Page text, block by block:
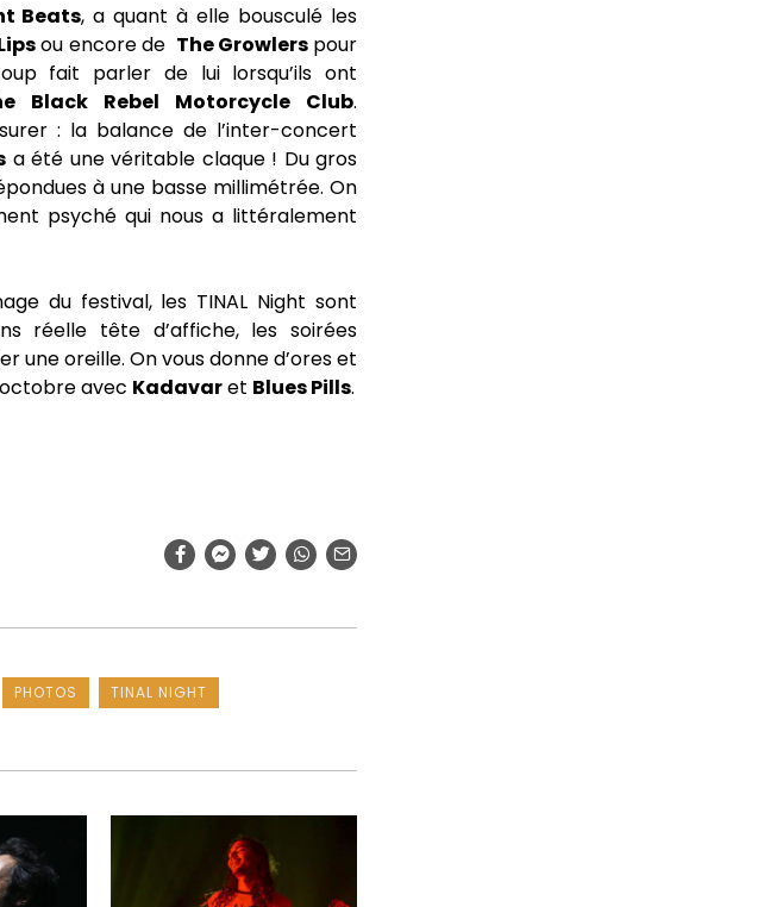
Beats, a quant à elle bousculé les
ou encore de The Growlerspour
fait parler de lui lorsqu’ils ont
Black Rebel Motorcycle Club.
: la balance de l’inter-concert
a été une véritable claque ! Du gros
à une basse millimétrée. On
psyché qui nous a littéralement
du festival, les TINAL Night sont
réelle tête d’affiche, les soirées
une oreille. On vous donne d’ores et
avec Kadavaret Blues Pills.
PHOTOS TINAL NIGHT